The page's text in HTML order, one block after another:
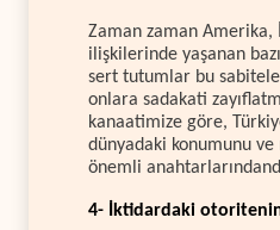
Zaman zaman Amerika,
ilişkilerinde yaşanan
sert tutumlar bu
onlara sadakati
kanaatimize göre,
dünyadaki konumunu
önemli
4- İktidardaki